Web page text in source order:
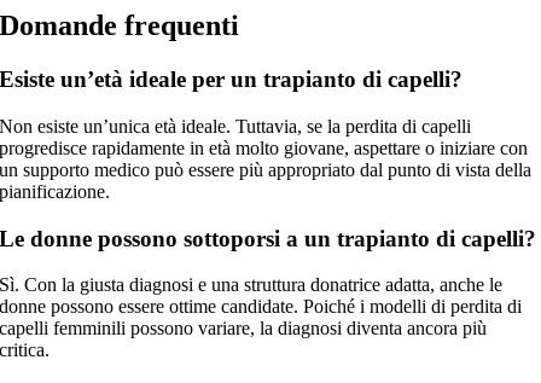
Domande frequenti
Esiste un’età ideale per un trapianto di capelli?
Non esiste un’unica età ideale. Tuttavia, se la perdita di capelli
progredisce rapidamente in età molto giovane, aspettare o iniziare con
un supporto medico può essere più appropriato dal punto di vista della
pianificazione.
Le donne possono sottoporsi a un trapianto di capelli?
Sì. Con la giusta diagnosi e una struttura donatrice adatta, anche le
donne possono essere ottime candidate. Poiché i modelli di perdita di
capelli femminili possono variare, la diagnosi diventa ancora più
critica.